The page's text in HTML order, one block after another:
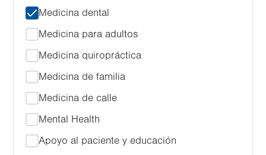
Medicina dental
Medicina para adultos
Medicina quiropráctica
Medicina de familia
Medicina de calle
Mental Health
Apoyo al paciente y educación